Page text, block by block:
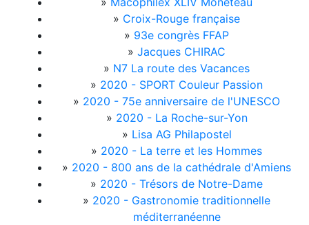
» Croix-Rouge française
» 93e congrès FFAP
» Jacques CHIRAC
» N7 La route des Vacances
» 2020 - SPORT Couleur Passion
» 2020 - 75e anniversaire de l'UNESCO
» 2020 - La Roche-sur-Yon
» Lisa AG Philapostel
» 2020 - La terre et les Hommes
» 2020 - 800 ans de la cathédrale d'Amiens
» 2020 - Trésors de Notre-Dame
» 2020 - Gastronomie traditionnelle
méditerranéenne